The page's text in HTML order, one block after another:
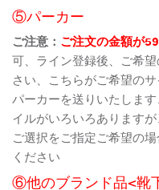
⑤パーカー
ご注意： ご注文の金額が
可、ライン登録後、ご希
さい、こちらがご希望の
パーカーを送りいたしま
イルがいろいろあります
ご選択をご指定ご希望の
ください
⑥他のブランド品<靴